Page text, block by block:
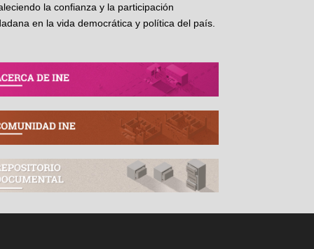
la confianza y la participación
en la vida democrática y política del país.